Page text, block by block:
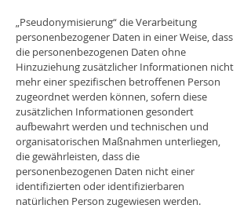
„Pseudonymisierung“ die Verarbeitung
personenbezogener Daten in einer Weise, dass
die personenbezogenen Daten ohne
Hinzuziehung zusätzlicher Informationen nicht
mehr einer spezifischen betroffenen Person
zugeordnet werden können, sofern diese
zusätzlichen Informationen gesondert
aufbewahrt werden und technischen und
organisatorischen Maßnahmen unterliegen,
die gewährleisten, dass die
personenbezogenen Daten nicht einer
identifizierten oder identifizierbaren
natürlichen Person zugewiesen werden.